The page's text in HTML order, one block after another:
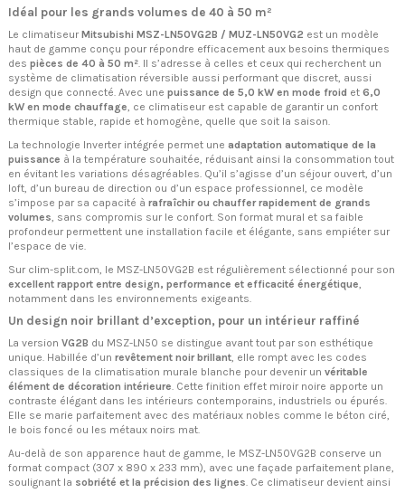
Idéal pour les grands volumes de 40 à 50 m²
Le climatiseur Mitsubishi MSZ-LN50VG2B / MUZ-LN50VG2 est un modèle
haut de gamme conçu pour répondre efficacement aux besoins thermiques
des pièces de 40 à 50 m². Il s’adresse à celles et ceux qui recherchent un
système de climatisation réversible aussi performant que discret, aussi
design que connecté. Avec une puissance de 5,0 kW en mode froid et 6,0
kW en mode chauffage, ce climatiseur est capable de garantir un confort
thermique stable, rapide et homogène, quelle que soit la saison.
La technologie Inverter intégrée permet une adaptation automatique de la
puissance à la température souhaitée, réduisant ainsi la consommation tout
en évitant les variations désagréables. Qu’il s’agisse d’un séjour ouvert, d’un
loft, d’un bureau de direction ou d’un espace professionnel, ce modèle
s’impose par sa capacité à rafraîchir ou chauffer rapidement de grands
volumes, sans compromis sur le confort. Son format mural et sa faible
profondeur permettent une installation facile et élégante, sans empiéter sur
l’espace de vie.
Sur clim-split.com, le MSZ-LN50VG2B est régulièrement sélectionné pour son
excellent rapport entre design, performance et efficacité énergétique
notamment dans les environnements exigeants.
Un design noir brillant d’exception, pour un intérieur raffiné
La version VG2B du MSZ-LN50 se distingue avant tout par son esthétique
unique. Habillée d’un revêtement noir brillant, elle rompt avec les codes
classiques de la climatisation murale blanche pour devenir un véritable
élément de décoration intérieure. Cette finition effet miroir noire apporte un
contraste élégant dans les intérieurs contemporains, industriels ou épurés.
Elle se marie parfaitement avec des matériaux nobles comme le béton ciré,
le bois foncé ou les métaux noirs mat.
Au-delà de son apparence haut de gamme, le MSZ-LN50VG2B conserve un
format compact (307 x 890 x 233 mm), avec une façade parfaitement plane,
soulignant la sobriété et la précision des lignes. Ce climatiseur devient ainsi